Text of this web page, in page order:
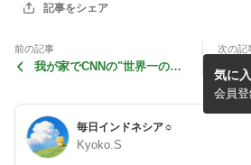
記事をシェア
前の記事
我が家でCNNの"世界一の料
次の記
友達
コレ
毎日インドネシア☼
Kyoko.S
気に
会員